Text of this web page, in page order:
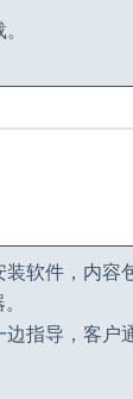
软件，内容
指导，客户